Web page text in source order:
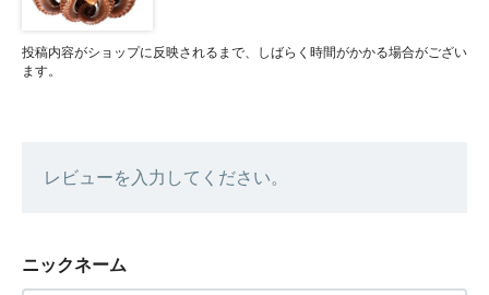
投稿内容がショップに反映されるまで、しばらく時間がかかる場合がござい
ます。
レビューを入力してください。
ニックネーム